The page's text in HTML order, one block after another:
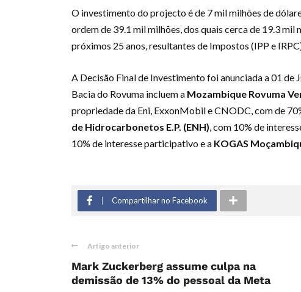
O investimento do projecto é de 7 mil milhões de
ordem de 39.1 mil milhões, dos quais cerca de 19.3
próximos 25 anos, resultantes de Impostos (IPP e
A Decisão Final de Investimento foi anunciada a 01 de
Bacia do Rovuma incluem a Mozambique Rovuma
propriedade da Eni, ExxonMobil e CNODC, com de
de Hidrocarbonetos E.P. (ENH), com 10% de
10% de interesse participativo e a KOGAS
Compartilhar no Facebook
Artigo anterior
Mark Zuckerberg assume culpa na
demissão de 13% do pessoal da Meta